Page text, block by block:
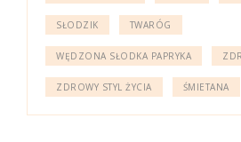
SŁODZIK TWARÓG
WĘDZONA SŁODKA PAPRYKA
ZDROWY STYL ŻYCIA ŚMIETANA